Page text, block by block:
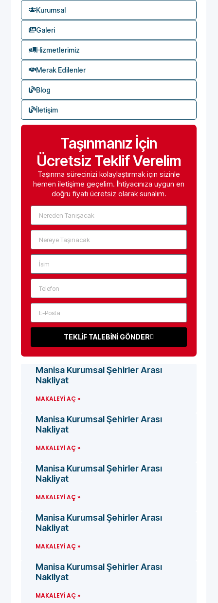
Kurumsal
Galeri
Hizmetlerimiz
Merak Edilenler
Blog
İletişim
Taşınmanız İçin
Ücretsiz Teklif Verelim
Taşınma sürecinizi kolaylaştırmak için sizinle
hemen iletişime geçelim. İhtiyacınıza uygun en
doğru fiyatı ücretsiz olarak sunalım.
TEKLİF TALEBİNİ GÖNDER
Manisa Kurumsal Şehirler Arası
Nakliyat
MAKALEYI AÇ »
Manisa Kurumsal Şehirler Arası
Nakliyat
MAKALEYI AÇ »
Manisa Kurumsal Şehirler Arası
Nakliyat
MAKALEYI AÇ »
Manisa Kurumsal Şehirler Arası
Nakliyat
MAKALEYI AÇ »
Manisa Kurumsal Şehirler Arası
Nakliyat
MAKALEYI AÇ »